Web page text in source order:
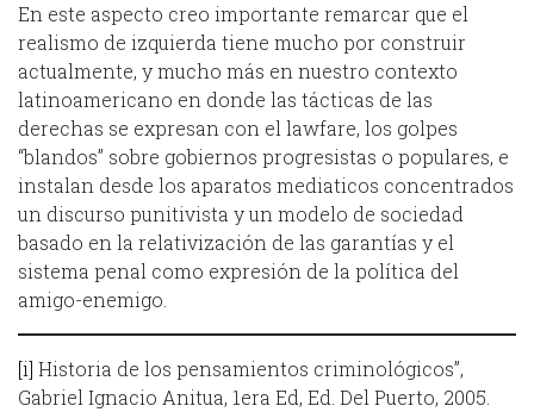
En este aspecto creo importante remarcar que el
realismo de izquierda tiene mucho por construir
actualmente, y mucho más en nuestro contexto
latinoamericano en donde las tácticas de las
derechas se expresan con el lawfare, los golpes
“blandos” sobre gobiernos progresistas o populares, e
instalan desde los aparatos mediaticos concentrados
un discurso punitivista y un modelo de sociedad
basado en la relativización de las garantías y el
sistema penal como expresión de la política del
amigo-enemigo.
[i] Historia de los pensamientos criminológicos”,
Gabriel Ignacio Anitua, 1era Ed, Ed. Del Puerto, 2005.